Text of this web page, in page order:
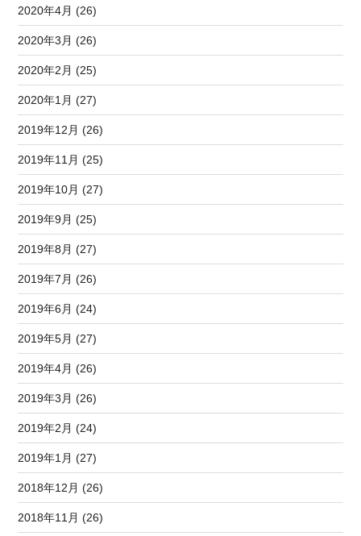
2020年4月 (26)
2020年3月 (26)
2020年2月 (25)
2020年1月 (27)
2019年12月 (26)
2019年11月 (25)
2019年10月 (27)
2019年9月 (25)
2019年8月 (27)
2019年7月 (26)
2019年6月 (24)
2019年5月 (27)
2019年4月 (26)
2019年3月 (26)
2019年2月 (24)
2019年1月 (27)
2018年12月 (26)
2018年11月 (26)